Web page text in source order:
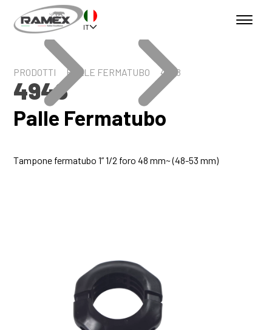
IT
PRODOTTI PALLE FERMATUBO 4948
4948
Palle Fermatubo
Tampone fermatubo 1” 1/2 foro 48 mm~ (48-53 mm)